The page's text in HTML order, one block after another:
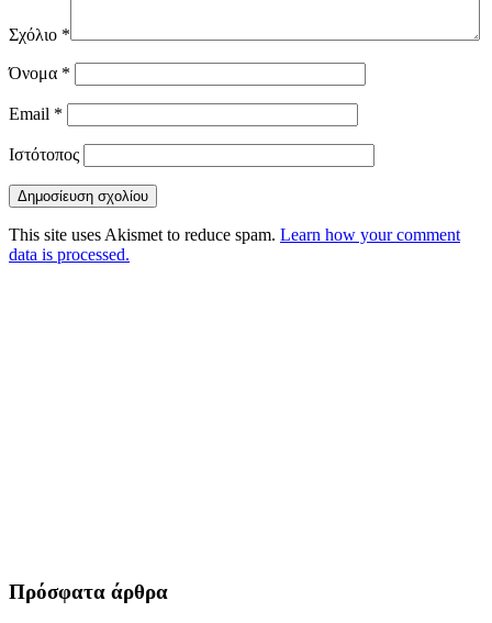
Σχόλιο *
Όνομα *
Email *
Ιστότοπος
This site uses Akismet to reduce spam. Learn how your comment
data is processed.
Πρόσφατα άρθρα